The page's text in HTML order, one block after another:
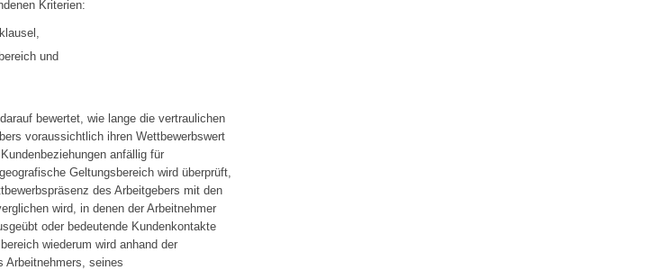
Kriterien:
und
bewertet, wie lange die vertraulichen
voraussichtlich ihren Wettbewerbswert
anfällig für
Geltungsbereich wird überprüft,
des Arbeitgebers mit den
wird, in denen der Arbeitnehmer
oder bedeutende Kundenkontakte
wiederum wird anhand der
Arbeitnehmers, seines